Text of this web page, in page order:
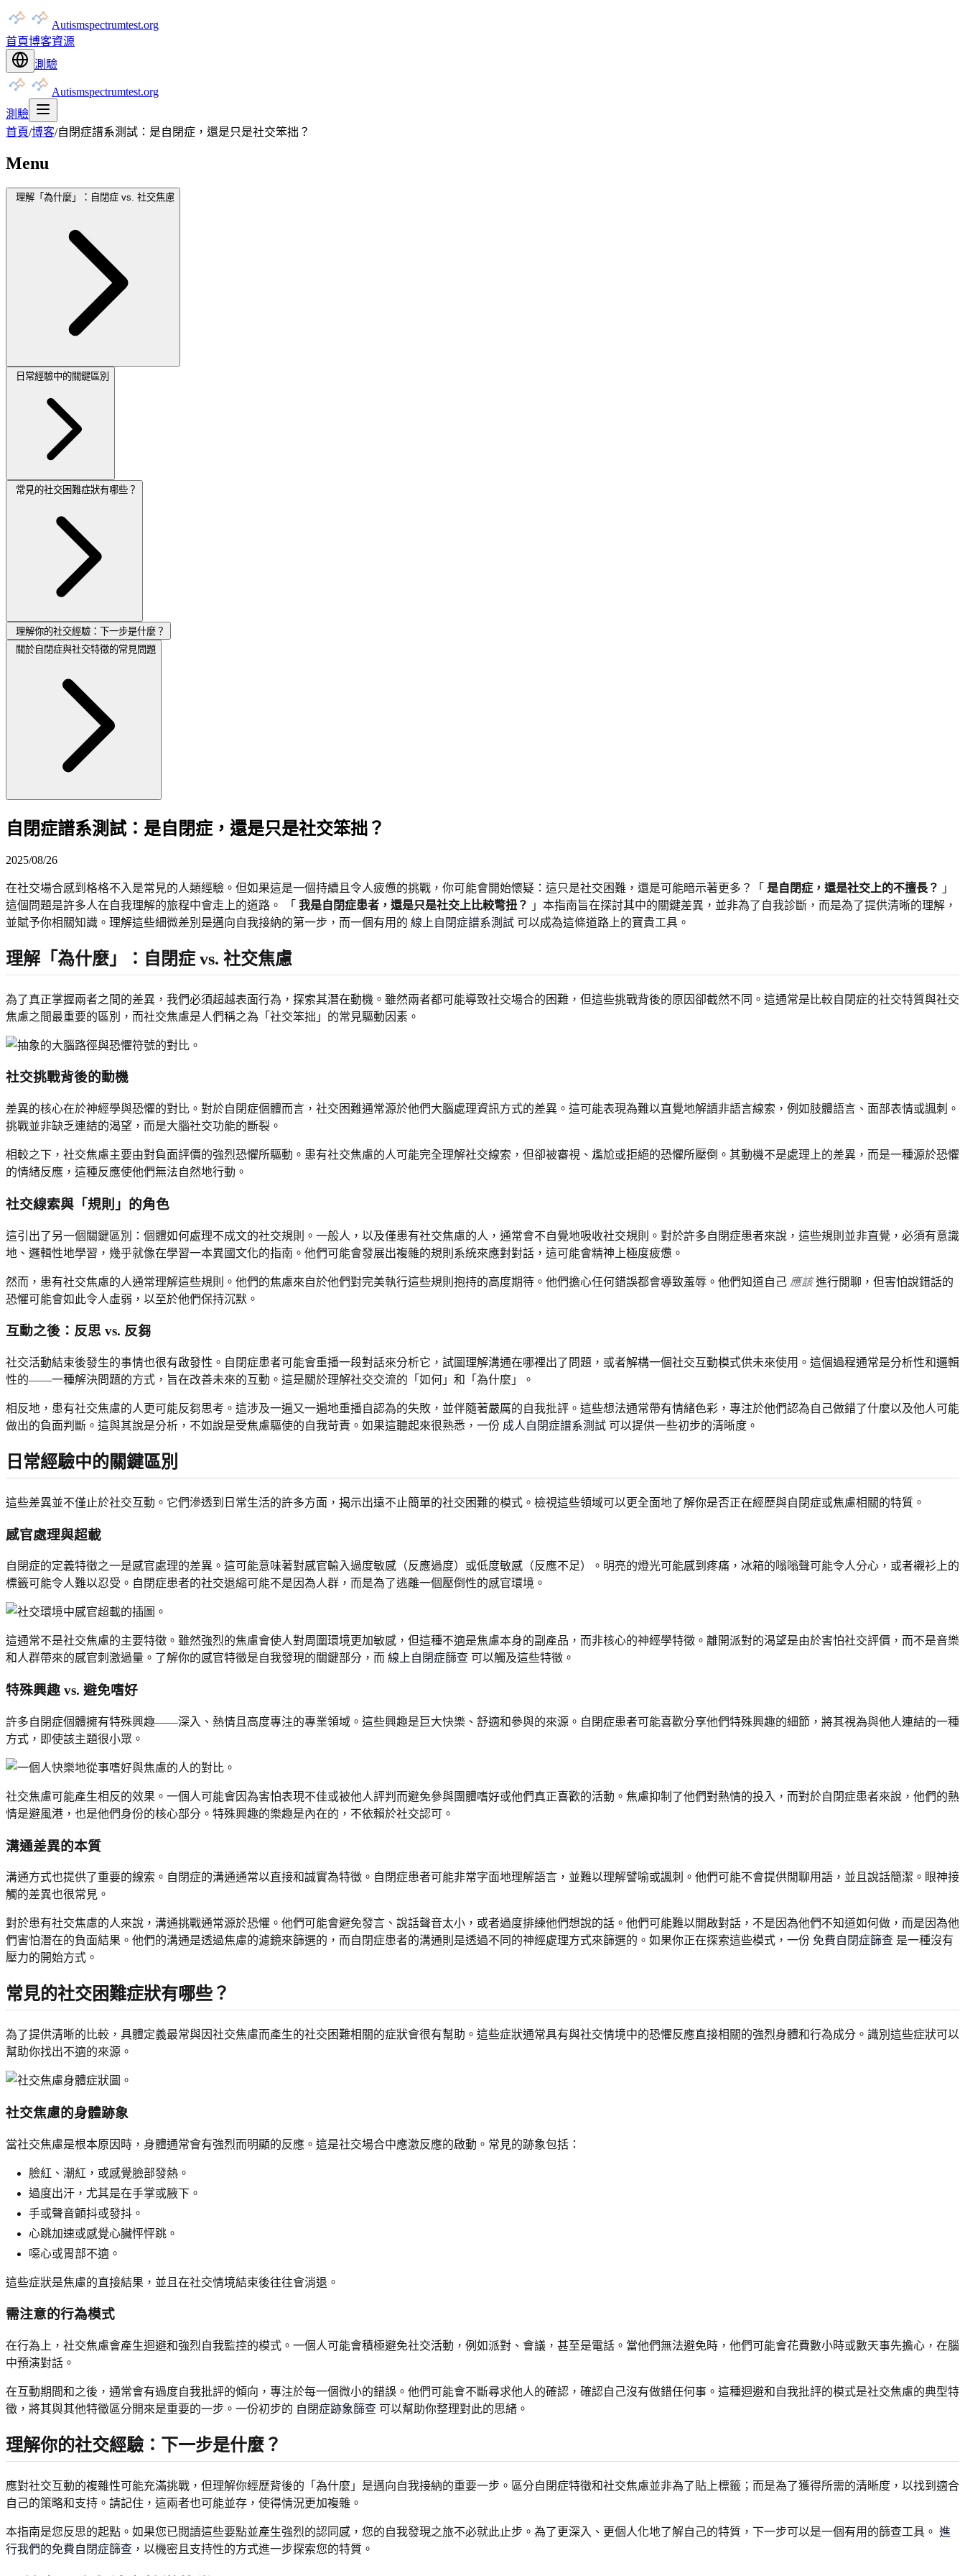
Autismspectrumtest.org
首頁博客資源
測驗
Autismspectrumtest.org
測驗
首頁/博客/自閉症譜系測試：是自閉症，還是只是社交笨拙？
Menu
理解「為什麼」：自閉症 vs. 社交焦慮
日常經驗中的關鍵區別
常見的社交困難症狀有哪些？
理解你的社交經驗：下一步是什麼？
關於自閉症與社交特徵的常見問題
自閉症譜系測試：是自閉症，還是只是社交笨拙？
2025/08/26
在社交場合感到格格不入是常見的人類經驗。但如果這是一個持續且令人疲憊的挑戰，你可能會開始懷疑：這只是社交困難，還是可能暗示著更多？「 是自閉症，還是社交上的不擅長？
」
這個問題是許多人在自我理解的旅程中會走上的道路。 「 我是自閉症患者，還是只是社交上比較彆扭？
」本指南旨在探討其中的關鍵差異，並非為了自我診斷，而是為了提供清晰的理解，
並賦予你相關知識。理解這些細微差別是邁向自我接納的第一步，而一個有用的 線上自閉症譜系測試 可以成為這條道路上的寶貴工具。
理解「為什麼」：自閉症 vs. 社交焦慮
為了真正掌握兩者之間的差異，我們必須超越表面行為，探索其潛在動機。雖然兩者都可能導致社交場合的困難，但這些挑戰背後的原因卻截然不同。這通常是比較自閉症的社交特質與社交
焦慮之間最重要的區別，而社交焦慮是人們稱之為「社交笨拙」的常見驅動因素。
社交挑戰背後的動機
差異的核心在於神經學與恐懼的對比。對於自閉症個體而言，社交困難通常源於他們大腦處理資訊方式的差異。這可能表現為難以直覺地解讀非語言線索，例如肢體語言、面部表情或諷刺。
挑戰並非缺乏連結的渴望，而是大腦社交功能的斷裂。
相較之下，社交焦慮主要由對負面評價的強烈恐懼所驅動。患有社交焦慮的人可能完全理解社交線索，但卻被審視、尷尬或拒絕的恐懼所壓倒。其動機不是處理上的差異，而是一種源於恐懼
的情緒反應，這種反應使他們無法自然地行動。
社交線索與「規則」的角色
這引出了另一個關鍵區別：個體如何處理不成文的社交規則。一般人，以及僅患有社交焦慮的人，通常會不自覺地吸收社交規則。對於許多自閉症患者來說，這些規則並非直覺，必須有意識
地、邏輯性地學習，幾乎就像在學習一本異國文化的指南。他們可能會發展出複雜的規則系統來應對對話，這可能會精神上極度疲憊。
然而，患有社交焦慮的人通常理解這些規則。他們的焦慮來自於他們對完美執行這些規則抱持的高度期待。他們擔心任何錯誤都會導致羞辱。他們知道自己 應該進行閒聊，但害怕說錯話的
恐懼可能會如此令人虛弱，以至於他們保持沉默。
互動之後：反思 vs. 反芻
社交活動結束後發生的事情也很有啟發性。自閉症患者可能會重播一段對話來分析它，試圖理解溝通在哪裡出了問題，或者解構一個社交互動模式供未來使用。這個過程通常是分析性和邏輯
性的——一種解決問題的方式，旨在改善未來的互動。這是關於理解社交交流的「如何」和「為什麼」。
相反地，患有社交焦慮的人更可能反芻思考。這涉及一遍又一遍地重播自認為的失敗，並伴隨著嚴厲的自我批評。這些想法通常帶有情緒色彩，專注於他們認為自己做錯了什麼以及他人可能
做出的負面判斷。這與其說是分析，不如說是受焦慮驅使的自我苛責。如果這聽起來很熟悉，一份 成人自閉症譜系測試 可以提供一些初步的清晰度。
日常經驗中的關鍵區別
這些差異並不僅止於社交互動。它們滲透到日常生活的許多方面，揭示出遠不止簡單的社交困難的模式。檢視這些領域可以更全面地了解你是否正在經歷與自閉症或焦慮相關的特質。
感官處理與超載
自閉症的定義特徵之一是感官處理的差異。這可能意味著對感官輸入過度敏感（反應過度）或低度敏感（反應不足）。明亮的燈光可能感到疼痛，冰箱的嗡嗡聲可能令人分心，或者襯衫上的
標籤可能令人難以忍受。自閉症患者的社交退縮可能不是因為人群，而是為了逃離一個壓倒性的感官環境。
這通常不是社交焦慮的主要特徵。雖然強烈的焦慮會使人對周圍環境更加敏感，但這種不適是焦慮本身的副產品，而非核心的神經學特徵。離開派對的渴望是由於害怕社交評價，而不是音樂
和人群帶來的感官刺激過量。了解你的感官特徵是自我發現的關鍵部分，而 線上自閉症篩查 可以觸及這些特徵。
特殊興趣 vs. 避免嗜好
許多自閉症個體擁有特殊興趣——深入、熱情且高度專注的專業領域。這些興趣是巨大快樂、舒適和參與的來源。自閉症患者可能喜歡分享他們特殊興趣的細節，將其視為與他人連結的一種
方式，即使該主題很小眾。
社交焦慮可能產生相反的效果。一個人可能會因為害怕表現不佳或被他人評判而避免參與團體嗜好或他們真正喜歡的活動。焦慮抑制了他們對熱情的投入，而對於自閉症患者來說，他們的熱
情是避風港，也是他們身份的核心部分。特殊興趣的樂趣是內在的，不依賴於社交認可。
溝通差異的本質
溝通方式也提供了重要的線索。自閉症的溝通通常以直接和誠實為特徵。自閉症患者可能非常字面地理解語言，並難以理解譬喻或諷刺。他們可能不會提供閒聊用語，並且說話簡潔。眼神接
觸的差異也很常見。
對於患有社交焦慮的人來說，溝通挑戰通常源於恐懼。他們可能會避免發言、說話聲音太小，或者過度排練他們想說的話。他們可能難以開啟對話，不是因為他們不知道如何做，而是因為他
們害怕潛在的負面結果。他們的溝通是透過焦慮的濾鏡來篩選的，而自閉症患者的溝通則是透過不同的神經處理方式來篩選的。如果你正在探索這些模式，一份 免費自閉症篩查 是一種沒有
壓力的開始方式。
常見的社交困難症狀有哪些？
為了提供清晰的比較，具體定義最常與因社交焦慮而產生的社交困難相關的症狀會很有幫助。這些症狀通常具有與社交情境中的恐懼反應直接相關的強烈身體和行為成分。識別這些症狀可以
幫助你找出不適的來源。
社交焦慮的身體跡象
當社交焦慮是根本原因時，身體通常會有強烈而明顯的反應。這是社交場合中應激反應的啟動。常見的跡象包括：
臉紅、潮紅，或感覺臉部發熱。
過度出汗，尤其是在手掌或腋下。
手或聲音顫抖或發抖。
心跳加速或感覺心臟怦怦跳。
噁心或胃部不適。
這些症狀是焦慮的直接結果，並且在社交情境結束後往往會消退。
需注意的行為模式
在行為上，社交焦慮會產生迴避和強烈自我監控的模式。一個人可能會積極避免社交活動，例如派對、會議，甚至是電話。當他們無法避免時，他們可能會花費數小時或數天事先擔心，在腦
中預演對話。
在互動期間和之後，通常會有過度自我批評的傾向，專注於每一個微小的錯誤。他們可能會不斷尋求他人的確認，確認自己沒有做錯任何事。這種迴避和自我批評的模式是社交焦慮的典型特
徵，將其與其他特徵區分開來是重要的一步。一份初步的 自閉症跡象篩查 可以幫助你整理對此的思緒。
理解你的社交經驗：下一步是什麼？
應對社交互動的複雜性可能充滿挑戰，但理解你經歷背後的「為什麼」是邁向自我接納的重要一步。區分自閉症特徵和社交焦慮並非為了貼上標籤；而是為了獲得所需的清晰度，以找到適合
自己的策略和支持。請記住，這兩者也可能並存，使得情況更加複雜。
本指南是您反思的起點。如果您已閱讀這些要點並產生強烈的認同感，您的自我發現之旅不必就此止步。為了更深入、更個人化地了解自己的特質，下一步可以是一個有用的篩查工具。 進
行我們的免費自閉症篩查 ，以機密且支持性的方式進一步探索您的特質。